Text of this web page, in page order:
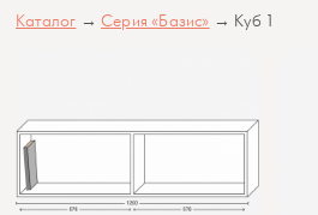
Каталог →Серия «Базис» → Куб 1